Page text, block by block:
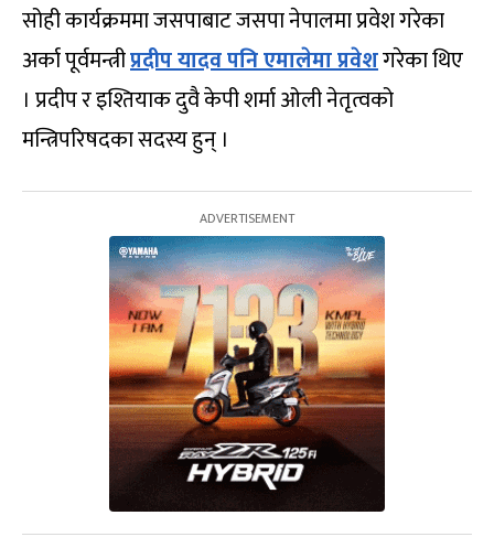
सोही कार्यक्रममा जसपाबाट जसपा नेपालमा प्रवेश गरेका
अर्का पूर्वमन्त्रीप्रदीप यादव पनि एमालेमा प्रवेशगरेका थिए
। प्रदीप र इश्तियाक दुवै केपी शर्मा ओली नेतृत्वको
मन्त्रिपरिषदका सदस्य हुन् ।